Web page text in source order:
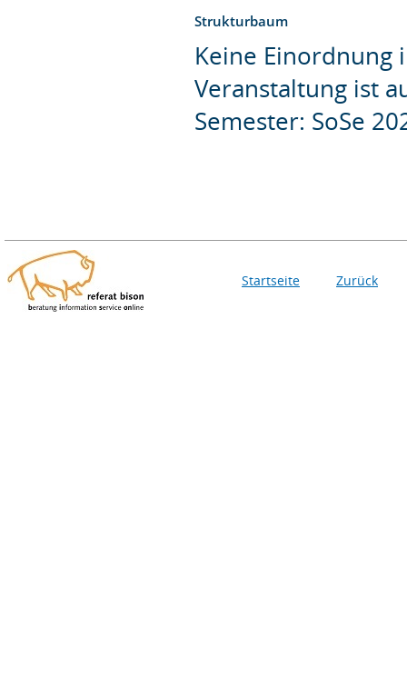
Strukturbaum
Keine Einordnung
Veranstaltung ist
Semester: SoSe
Startseite Zurück